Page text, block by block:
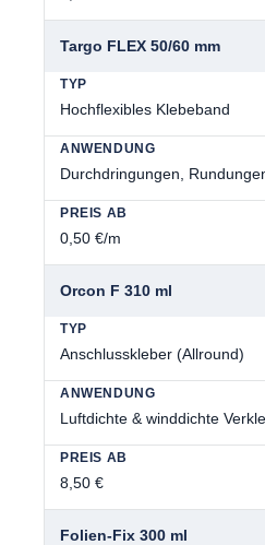
Targo FLEX 50/60 mm
Hochflexibles Klebeband
Durchdringungen,
0,50 €/m
Orcon F 310 ml
Anschlusskleber (Allround)
Luftdichte & winddichte
8,50 €
Folien-Fix 300 ml